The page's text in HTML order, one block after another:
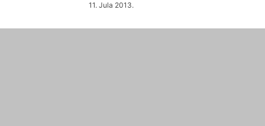
11. Jula 2013.